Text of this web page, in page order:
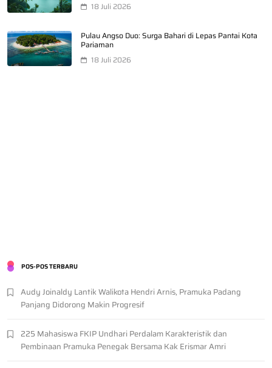
18 Juli 2026
Pulau Angso Duo: Surga Bahari di Lepas Pantai Kota
Pariaman
18 Juli 2026
POS-POS TERBARU
Audy Joinaldy Lantik Walikota Hendri Arnis, Pramuka Padang
Panjang Didorong Makin Progresif
225 Mahasiswa FKIP Undhari Perdalam Karakteristik dan
Pembinaan Pramuka Penegak Bersama Kak Erismar Amri